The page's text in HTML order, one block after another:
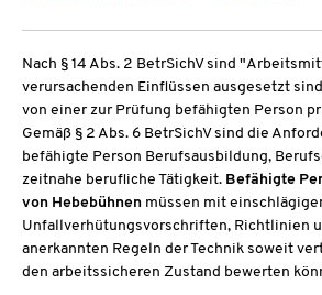
Nach § 14 Abs. 2 BetrSichV sind
verursachenden Einflüssen ausgesetzt
von einer zur Prüfung befähigten Person
Gemäß § 2 Abs. 6 BetrSichV sind die
befähigte Person Berufsausbildung,
zeitnahe berufliche Tätigkeit. Befähigte
von Hebebühnen müssen mit
Unfallverhütungsvorschriften, Richtlinien
anerkannten Regeln der Technik soweit
den arbeitssicheren Zustand bewerten